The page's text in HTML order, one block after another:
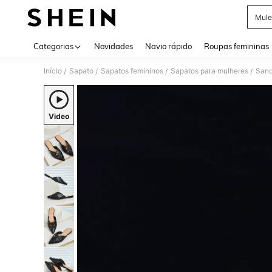
Categorias Novidades Navio rápido Roupas femininas
Início / Sapato / Sapatos femininos / Sapatos para mulheres /
Video